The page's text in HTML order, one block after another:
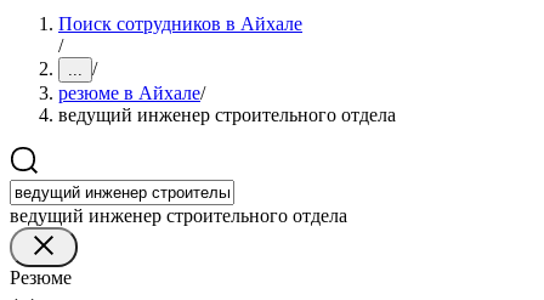
Поиск сотрудников в Айхале
/
... /
резюме в Айхале/
ведущий инженер строительного отдела
ведущий инженер строительного отдела
Резюме